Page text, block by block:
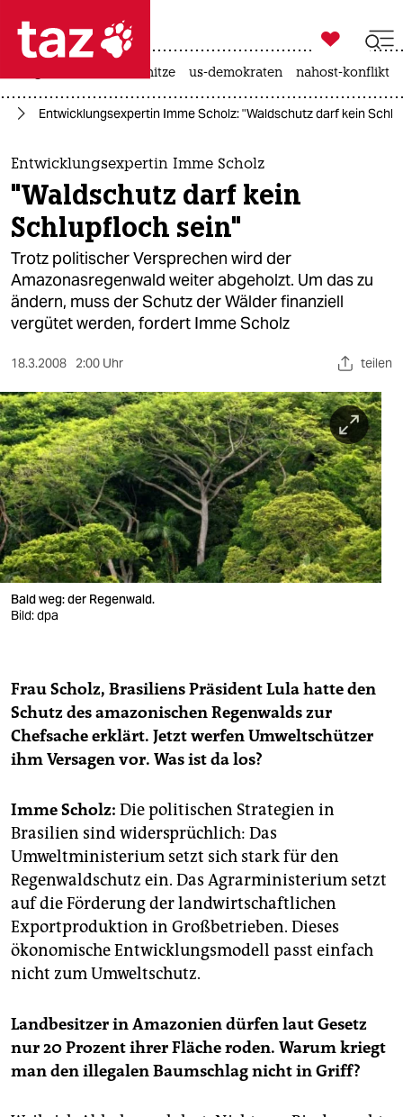
 taz zahl ich
taz zahl ich
themen
politik
öko
gesellschaft
kultur
sport
berlin
nord
wahrheit
verlag
verlag
veranstaltungen
unterstützen
abo
epaper login

taz zahl ich
hitze us-demokraten nahost-konflikt
Entwicklungsexpertin Imme Scholz: "Waldschutz darf kein
Entwicklungsexpertin Imme Scholz
"Waldschutz darf kein
Schlupfloch sein"
Trotz politischer Versprechen wird der
Amazonasregenwald weiter abgeholzt. Um das zu
ändern, muss der Schutz der Wälder finanziell
vergütet werden, fordert Imme Scholz
18.3.2008 2:00 Uhr teilen
Bald weg: der Regenwald.
Bild: dpa
Frau Scholz, Brasiliens Präsident Lula hatte den
Schutz des amazonischen Regenwalds zur
Chefsache erklärt. Jetzt werfen Umweltschützer
ihm Versagen vor. Was ist da los?
Imme Scholz: Die politischen Strategien in
Brasilien sind widersprüchlich: Das
Umweltministerium setzt sich stark für den
Regenwaldschutz ein. Das Agrarministerium setzt
auf die Förderung der landwirtschaftlichen
Exportproduktion in Großbetrieben. Dieses
ökonomische Entwicklungsmodell passt einfach
nicht zum Umweltschutz.
Landbesitzer in Amazonien dürfen laut Gesetz
nur 20 Prozent ihrer Fläche roden. Warum kriegt
man den illegalen Baumschlag nicht in Griff?